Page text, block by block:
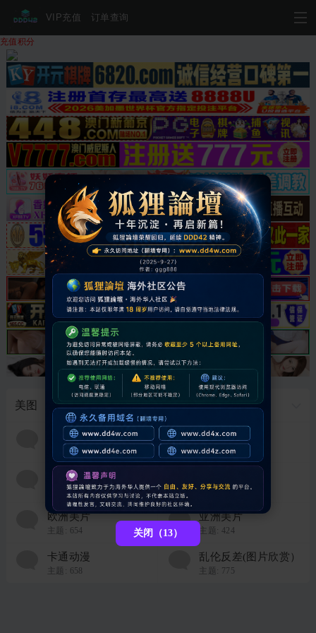
VIP充值 订单查询
充值积分
美图
图片故事
主题:474
清纯优美
主题:592
美腿丝袜
主题:905 主题:400
欧洲美片
主题: 654
亚洲美片
主题:424
卡通动漫
主题: 658
乱伦反差(图片欣赏）
主题: 775
关闭（13）